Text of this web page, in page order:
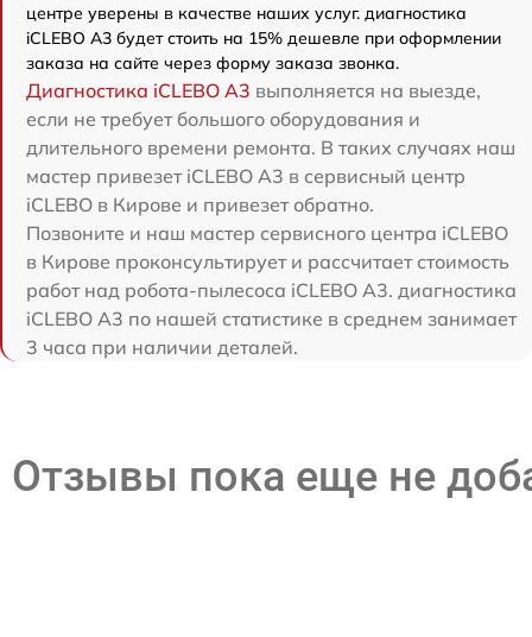
центре уверены в качестве наших услуг. диагностика
iCLEBO A3 будет стоить на 15% дешевле при оформлении
заказа на сайте через форму заказа звонка.
Диагностика iCLEBO A3 выполняется на выезде,
если не требует большого оборудования и
длительного времени ремонта. В таких случаях наш
мастер привезет iCLEBO A3 в сервисный центр
iCLEBO в Кирове и привезет обратно.
Позвоните и наш мастер сервисного центра iCLEBO
в Кирове проконсультирует и рассчитает стоимость
работ над робота-пылесоса iCLEBO A3. диагностика
iCLEBO A3 по нашей статистике в среднем занимает
3 часа при наличии деталей.
Отзывы пока еще не